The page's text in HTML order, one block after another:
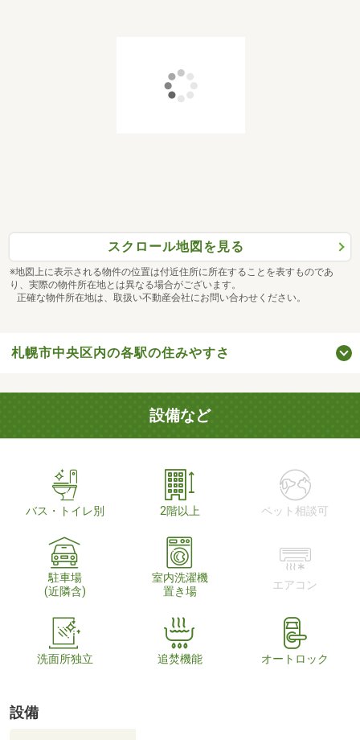
スクロール地図を見る
※地図上に表示される物件の位置は付近住所に所在することを表すものであ
り、実際の物件所在地とは異なる場合がございます。
正確な物件所在地は、取扱い不動産会社にお問い合わせください。
札幌市中央区内の各駅の住みやすさ
設備など
バス・トイレ別 2階以上 ペット相談可
駐車場
(近隣含)
室内洗濯機
置き場
エアコン
洗面所独立 追焚機能 オートロック
設備